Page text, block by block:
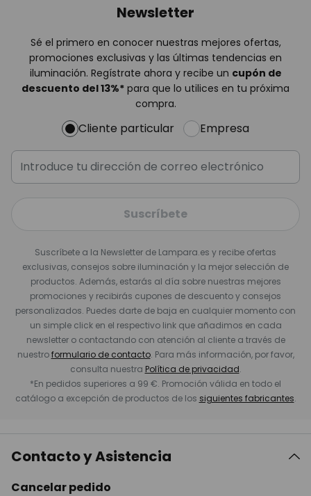
Newsletter
Sé el primero en conocer nuestras mejores ofertas,
promociones exclusivas y las últimas tendencias en
iluminación. Regístrate ahora y recibe un cupón de
descuento del13%* para que lo utilices en tu próxima
compra.
Cliente particular Empresa
Suscríbete
Suscríbete a la Newsletter de Lampara.es y recibe ofertas
exclusivas, consejos sobre iluminación y la mejor selección de
productos. Además, estarás al día sobre nuestras mejores
promociones y recibirás cupones de descuento y consejos
personalizados. Puedes darte de baja en cualquier momento con
un simple click en el respectivo link que añadimos en cada
newsletter o contactando con atención al cliente a través de
nuestroformulario de contacto. Para más información, por favor,
consulta nuestra Política de privacidad.
*En pedidos superiores a 99 €. Promoción válida en todo el
catálogo a excepción de productos de los siguientes fabricantes.
Contacto y Asistencia
Cancelar pedido